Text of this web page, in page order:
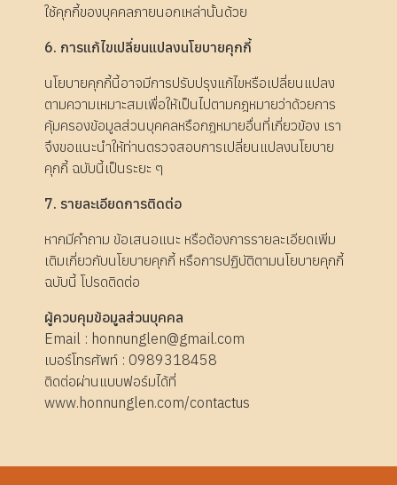
ใช้คุกกี้ของบุคคลภายนอกเหล่านั้นด้วย
6. การแก้ไขเปลี่ยนแปลงนโยบายคุกกี้
นโยบายคุกกี้นี้อาจมีการปรับปรุงแก้ไขหรือเปลี่ยนแปลง
ตามความเหมาะสมเพื่อให้เป็นไปตามกฎหมายว่าด้วยการ
คุ้มครองข้อมูลส่วนบุคคลหรือกฎหมายอื่นที่เกี่ยวข้อง เรา
จึงขอแนะนำให้ท่านตรวจสอบการเปลี่ยนแปลงนโยบาย
คุกกี้ ฉบับนี้เป็นระยะ ๆ
7. รายละเอียดการติดต่อ
หากมีคำถาม ข้อเสนอแนะ หรือต้องการรายละเอียดเพิ่ม
เติมเกี่ยวกับนโยบายคุกกี้ หรือการปฏิบัติตามนโยบายคุกกี้
ฉบับนี้ โปรดติดต่อ
ผู้ควบคุมข้อมูลส่วนบุคคล
Email : honnunglen@gmail.com
เบอร์โทรศัพท์ : 0989318458
ติดต่อผ่านแบบฟอร์มได้ที่
www.honnunglen.com/contactus